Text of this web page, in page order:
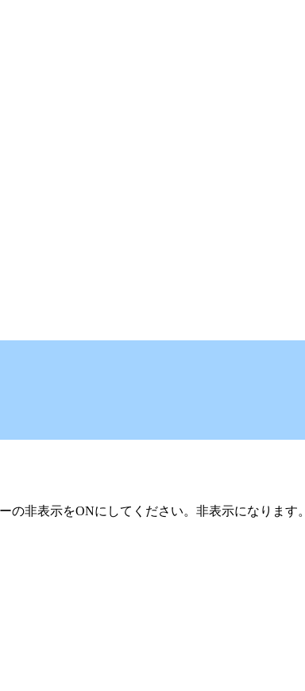
非表示をONにしてください。非表示になります。